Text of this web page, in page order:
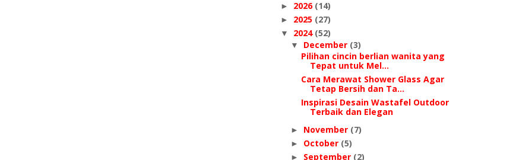
► 2026 (14)
► 2025 (27)
▼ 2024 (52)
▼ December (3)
Pilihan cincin berlian wanita yang
Tepat untuk Mel...
Cara Merawat Shower Glass Agar
Tetap Bersih dan Ta...
Inspirasi Desain Wastafel Outdoor
Terbaik dan Elegan
► November (7)
► October (5)
► September (2)